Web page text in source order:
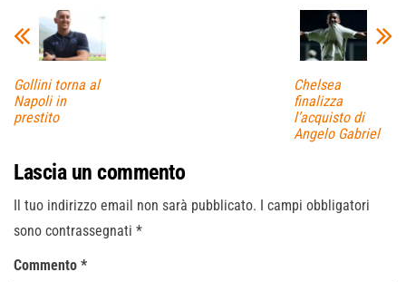
Gollini torna al
Napoli in
prestito
Chelsea
finalizza
l’acquisto di
Angelo Gabriel
Lascia un commento
Il tuo indirizzo email non sarà pubblicato. I campi obbligatori
sono contrassegnati *
Commento *